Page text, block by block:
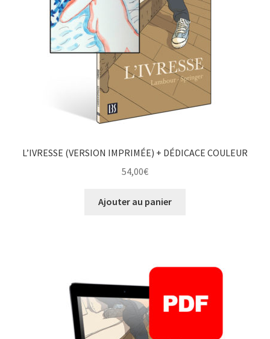
L’IVRESSE (VERSION IMPRIMÉE) + DÉDICACE COULEUR
54,00€
Ajouter au panier